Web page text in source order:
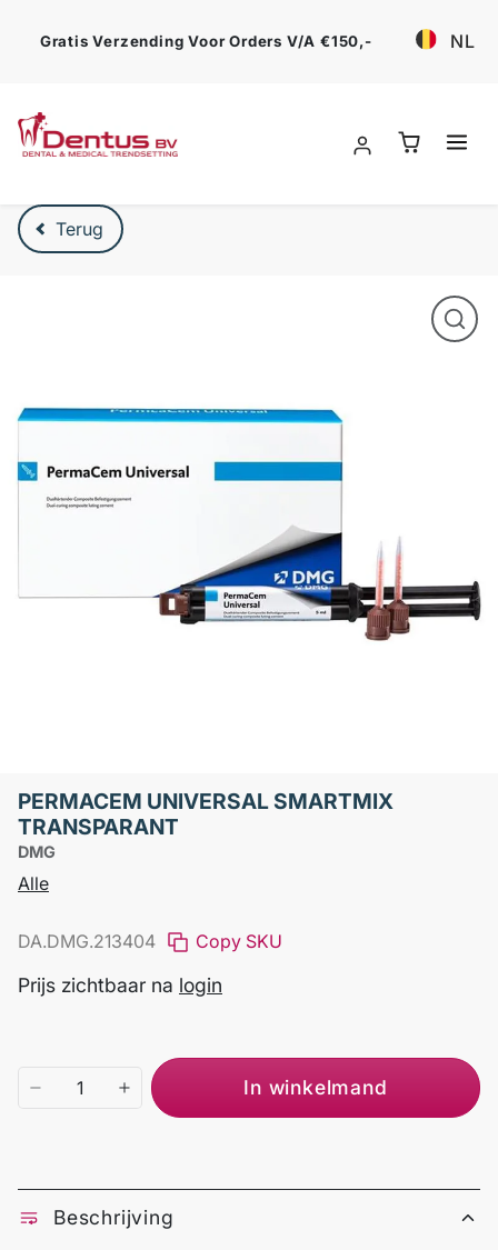
Gratis Verzending Voor Orders V/a €150,- NL
Verder naar product beschrijving
Terug
PERMACEM UNIVERSAL SMARTMIX
TRANSPARANT
DMG
Alle
DA.DMG.213404 Copy SKU
Prijs zichtbaar na login
In winkelmand
Beschrijving